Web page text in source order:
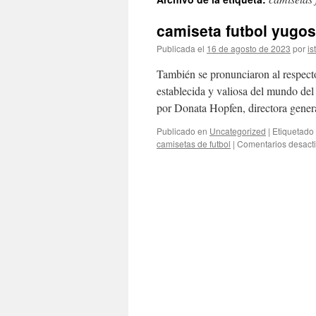
contenido
camiseta futbol
Publicada el 16 de agosto de 2023 por
También se pronunciaron al
establecida y valiosa del mundo
por Donata Hopfen, directora
Publicado en Uncategorized | Etiquetado
camisetas de futbol | Comentarios